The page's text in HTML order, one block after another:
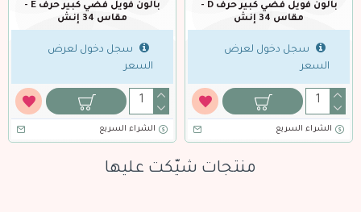
بالون فويل فضي كبير حرف D -
مقاس 34 إنش
سجل دخول لعرض
السعر
الشراء السريع
بالون فويل فضي كبير حرف E -
مقاس 34 إنش
سجل دخول لعرض
السعر
الشراء السريع
منتجات شيّكت عليها